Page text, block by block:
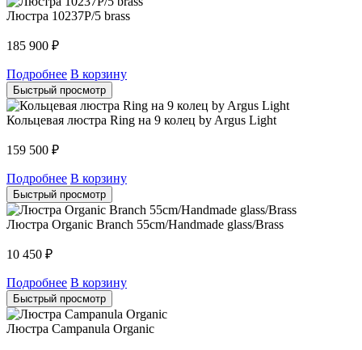
Люстра 10237P/5 brass
185 900 ₽
Подробнее В корзину
Быстрый просмотр
Кольцевая люстра Ring на 9 колец by Argus Light
159 500 ₽
Подробнее В корзину
Быстрый просмотр
Люстра Organic Branch 55cm/Handmade glass/Brass
10 450 ₽
Подробнее В корзину
Быстрый просмотр
Люстра Campanula Organic